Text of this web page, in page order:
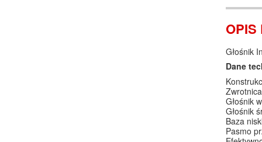
OPIS
Głośnik
Dane
Głośnik
Głośnik
Baza
Pasmo